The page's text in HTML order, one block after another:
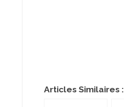
Articles Similaires :